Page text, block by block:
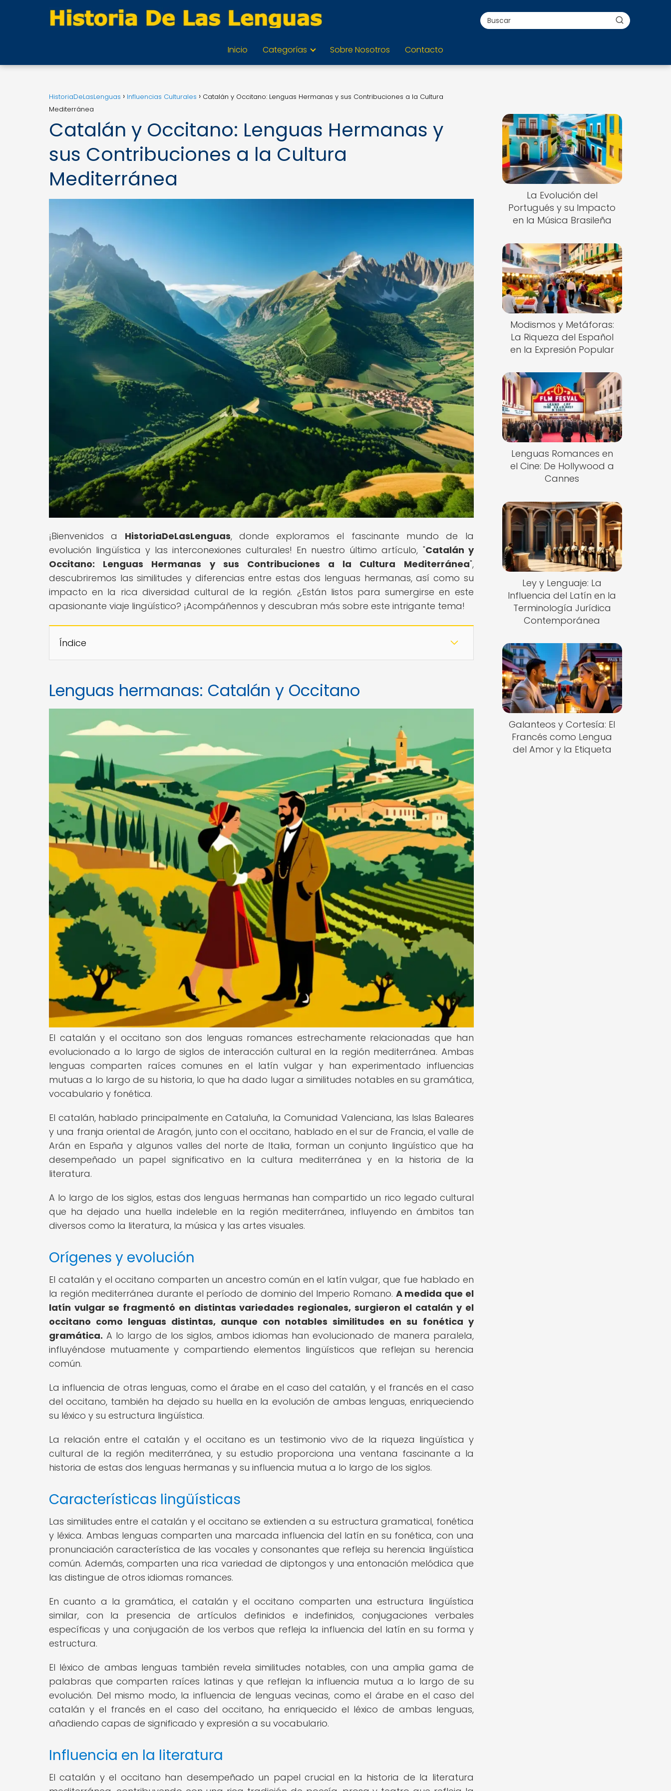
Inicio Categorías Sobre Nosotros Contacto
HistoriaDeLasLenguas Influencias Culturales
Catalán y Occitano: Lenguas Hermanas y sus Contribuciones a la Cultura
Mediterránea
Catalán y Occitano: Lenguas Hermanas y
sus Contribuciones a la Cultura
Mediterránea
¡Bienvenidos a HistoriaDeLasLenguas, donde exploramos el fascinante mundo de la
evolución lingüística y las interconexiones culturales! En nuestro último artículo, "Catalán y
Occitano: Lenguas Hermanas y sus Contribuciones a la Cultura Mediterránea",
descubriremos las similitudes y diferencias entre estas dos lenguas hermanas, así como su
impacto en la rica diversidad cultural de la región. ¿Están listos para sumergirse en este
apasionante viaje lingüístico? ¡Acompáñennos y descubran más sobre este intrigante tema!
Índice
Lenguas hermanas: Catalán y Occitano
El catalán y el occitano son dos lenguas romances estrechamente relacionadas que han
evolucionado a lo largo de siglos de interacción cultural en la región mediterránea. Ambas
lenguas comparten raíces comunes en el latín vulgar y han experimentado influencias
mutuas a lo largo de su historia, lo que ha dado lugar a similitudes notables en su gramática,
vocabulario y fonética.
El catalán, hablado principalmente en Cataluña, la Comunidad Valenciana, las Islas Baleares
y una franja oriental de Aragón, junto con el occitano, hablado en el sur de Francia, el valle de
Arán en España y algunos valles del norte de Italia, forman un conjunto lingüístico que ha
desempeñado un papel significativo en la cultura mediterránea y en la historia de la
literatura.
A lo largo de los siglos, estas dos lenguas hermanas han compartido un rico legado cultural
que ha dejado una huella indeleble en la región mediterránea, influyendo en ámbitos tan
diversos como la literatura, la música y las artes visuales.
Orígenes y evolución
El catalán y el occitano comparten un ancestro común en el latín vulgar, que fue hablado en
la región mediterránea durante el período de dominio del Imperio Romano. A medida que el
latín vulgar se fragmentó en distintas variedades regionales, surgieron el catalán y el
occitano como lenguas distintas, aunque con notables similitudes en su fonética y
gramática. A lo largo de los siglos, ambos idiomas han evolucionado de manera paralela,
influyéndose mutuamente y compartiendo elementos lingüísticos que reflejan su herencia
común.
La influencia de otras lenguas, como el árabe en el caso del catalán, y el francés en el caso
del occitano, también ha dejado su huella en la evolución de ambas lenguas, enriqueciendo
su léxico y su estructura lingüística.
La relación entre el catalán y el occitano es un testimonio vivo de la riqueza lingüística y
cultural de la región mediterránea, y su estudio proporciona una ventana fascinante a la
historia de estas dos lenguas hermanas y su influencia mutua a lo largo de los siglos.
Características lingüísticas
Las similitudes entre el catalán y el occitano se extienden a su estructura gramatical, fonética
y léxica. Ambas lenguas comparten una marcada influencia del latín en su fonética, con una
pronunciación característica de las vocales y consonantes que refleja su herencia lingüística
común. Además, comparten una rica variedad de diptongos y una entonación melódica que
las distingue de otros idiomas romances.
En cuanto a la gramática, el catalán y el occitano comparten una estructura lingüística
similar, con la presencia de artículos definidos e indefinidos, conjugaciones verbales
específicas y una conjugación de los verbos que refleja la influencia del latín en su forma y
estructura.
El léxico de ambas lenguas también revela similitudes notables, con una amplia gama de
palabras que comparten raíces latinas y que reflejan la influencia mutua a lo largo de su
evolución. Del mismo modo, la influencia de lenguas vecinas, como el árabe en el caso del
catalán y el francés en el caso del occitano, ha enriquecido el léxico de ambas lenguas,
añadiendo capas de significado y expresión a su vocabulario.
Influencia en la literatura
El catalán y el occitano han desempeñado un papel crucial en la historia de la literatura
La Evolución del
Portugués y su Impacto
en la Música Brasileña
Modismos y Metáforas:
La Riqueza del Español
en la Expresión Popular
Lenguas Romances en
el Cine: De Hollywood a
Cannes
Ley y Lenguaje: La
Influencia del Latín en la
Terminología Jurídica
Contemporánea
Galanteos y Cortesía: El
Francés como Lengua
del Amor y la Etiqueta